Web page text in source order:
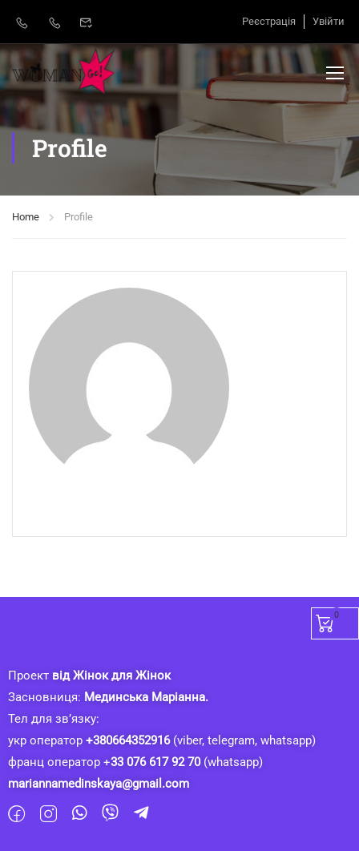
Реєстрація Увійти
Profile
Home Profile
Проект від Жінок для Жінок
Засновниця: Мединська Маріанна.
Тел для зв’язку:
укр оператор +380664352916(viber, telegram, whatsapp)
франц оператор +33 076 617 92 70(whatsapp)
mariannamedinskaya@gmail.com
0